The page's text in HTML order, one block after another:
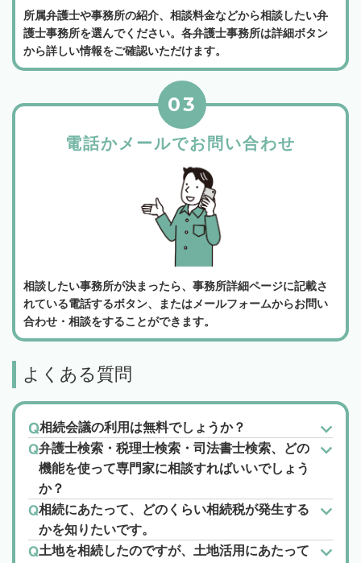
所属弁護士や事務所の紹介、相談料金などから相談したい弁
護士事務所を選んでください。各弁護士事務所は詳細ボタン
から詳しい情報をご確認いただけます。
電話かメールでお問い合わせ
03
相談したい事務所が決まったら、事務所詳細ページに記載さ
れている電話するボタン、またはメールフォームからお問い
合わせ・相談をすることができます。
よくある質問
相続会議の利用は無料でしょうか？
弁護士検索・税理士検索・司法書士検索、どの
機能を使って専門家に相談すればいいでしょう
か？
相続にあたって、どのくらい相続税が発生する
かを知りたいです。
土地を相続したのですが、土地活用にあたって